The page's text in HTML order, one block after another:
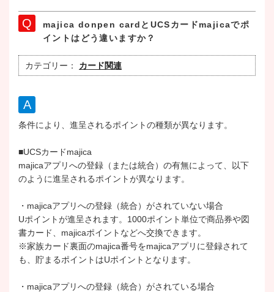
majica donpen cardとUCSカードmajicaでポ
イントはどう違いますか？
カテゴリー： カード関連
条件により、進呈されるポイントの種類が異なります。
■UCSカードmajica
majicaアプリへの登録（または統合）の有無によって、以下
のように進呈されるポイントが異なります。
・majicaアプリへの登録（統合）がされていない場合
Uポイントが進呈されます。1000ポイント単位で商品券や図
書カード、majicaポイントなどへ交換できます。
※家族カード裏面のmajica番号をmajicaアプリに登録されて
も、貯まるポイントはUポイントとなります。
・majicaアプリへの登録（統合）がされている場合